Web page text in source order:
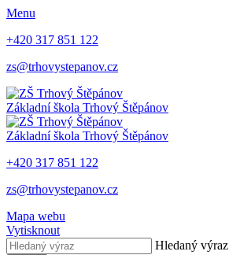
Menu
+420 317 851 122
zs@trhovystepanov.cz
Základní škola Trhový Štěpánov
Základní škola Trhový Štěpánov
+420 317 851 122
zs@trhovystepanov.cz
Mapa webu
Vytisknout
Hledaný výraz